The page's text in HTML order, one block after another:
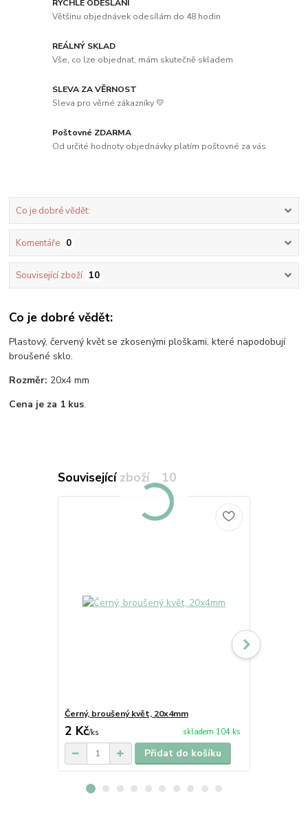
RYCHLÉ ODESLÁNÍ
Většinu objednávek odesílám do 48 hodin
REÁLNÝ SKLAD
Vše, co lze objednat, mám skutečně skladem
SLEVA ZA VĚRNOST
Sleva pro věrné zákazníky 💛
Poštovné ZDARMA
Od určité hodnoty objednávky platím poštovné za vás
Co je dobré vědět:
Komentáře 0
Související zboží 10
Co je dobré vědět:
Plastový, červený květ se zkosenými ploškami, které napodobují
broušené sklo.
Rozměr: 20x4 mm
Cena je za 1 kus.
Související zboží 10
Černý, broušený květ, 20x4mm
2 Kč/ks skladem 104 ks
Přidat do košíku